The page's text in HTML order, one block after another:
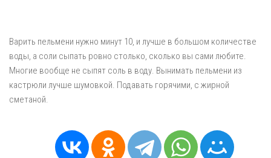
Варить пельмени нужно минут 10, и лучше в большом количестве
воды, а соли сыпать ровно столько, сколько вы сами любите.
Многие вообще не сыпят соль в воду. Вынимать пельмени из
кастрюли лучше шумовкой. Подавать горячими, с жирной
сметаной.